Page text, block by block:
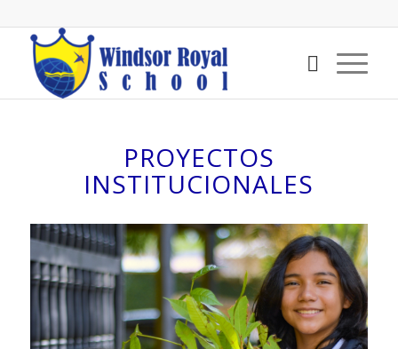
PROYECTOS
INSTITUCIONALES